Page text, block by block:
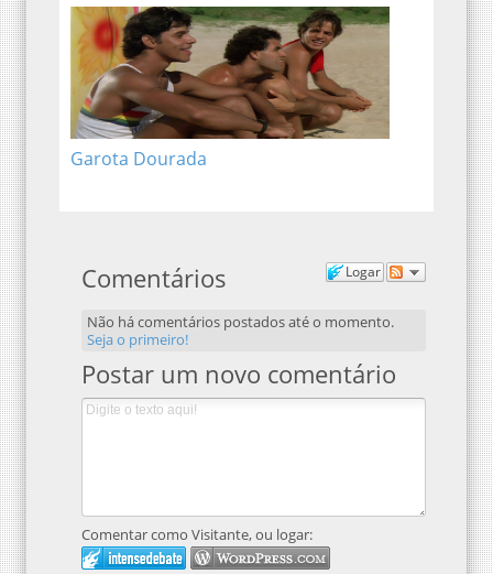
Garota Dourada
Comentários
Seja o primeiro!
Postar um novo comentário
Comentar como Visitante, ou logar: